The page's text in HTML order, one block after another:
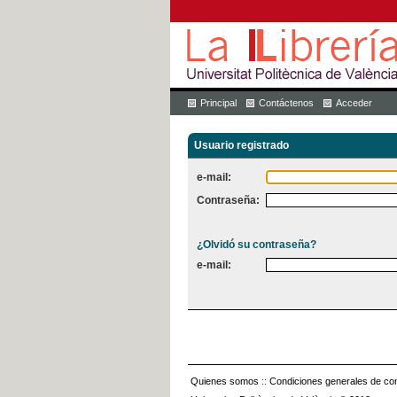
Principal Contáctenos Acceder
Usuario registrado
e-mail:
Contraseña:
¿Olvidó su contraseña?
e-mail:
Quienes somos :: Condiciones generales de